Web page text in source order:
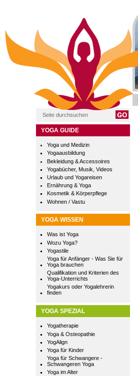
YOGA GUIDE
Yoga und Medizin
Yogaausbildung
Bekleidung & Accessoires
Yogabücher, Musik, Videos
Urlaub und Yogareisen
Ernährung & Yoga
Kosmetik & Körperpflege
Wohnen / Vastu
YOGA WISSEN
Was ist Yoga
Wozu Yoga?
Yogastile
Yoga für Anfänger - Was Sie für
Yoga brauchen
Qualifikation und Kriterien des
Yoga-Unterrichts
Yogakurs oder Yogalehrerin
finden
YOGA SPEZIAL
Yogatherapie
Yoga & Osteopathie
YogAlign
Yoga für Kinder
Yoga für Schwangere -
Schwangeren Yoga
Yoga im Alter